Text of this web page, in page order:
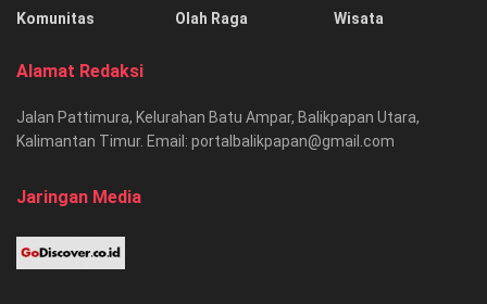
Komunitas
Olah Raga
Wisata
Alamat Redaksi
Jalan Pattimura, Kelurahan Batu Ampar, Balikpapan Utara,
Kalimantan Timur. Email: portalbalikpapan@gmail.com
Jaringan Media